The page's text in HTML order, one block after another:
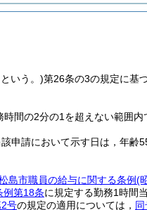
いう。)第26条の3の規定に基
間の2分の1を超えない範囲内
申請において示す日は，年齢
島市職員の給与に関する条例(
例第18条に規定する勤務1時間
号の規定の適用については，